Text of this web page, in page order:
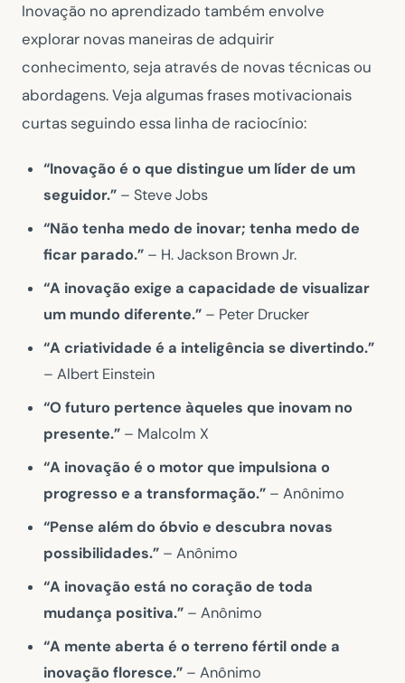
Inovação no aprendizado também envolve
explorar novas maneiras de adquirir
conhecimento, seja através de novas técnicas ou
abordagens. Veja algumas frases motivacionais
curtas seguindo essa linha de raciocínio:
“Inovação é o que distingue um líder de um
seguidor.” – Steve Jobs
“Não tenha medo de inovar; tenha medo de
ficar parado.” – H. Jackson Brown Jr.
“A inovação exige a capacidade de visualizar
um mundo diferente.” – Peter Drucker
“A criatividade é a inteligência se divertindo.”
– Albert Einstein
“O futuro pertence àqueles que inovam no
presente.” – Malcolm X
“A inovação é o motor que impulsiona o
progresso e a transformação.” – Anônimo
“Pense além do óbvio e descubra novas
possibilidades.” – Anônimo
“A inovação está no coração de toda
mudança positiva.” – Anônimo
“A mente aberta é o terreno fértil onde a
inovação floresce.” – Anônimo